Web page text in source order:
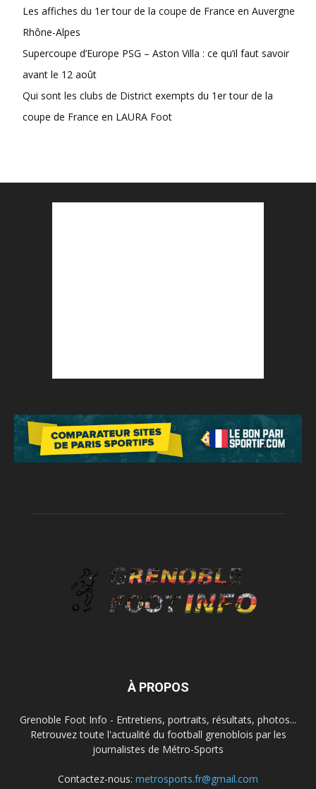
Les affiches du 1er tour de la coupe de France en Auvergne
Rhône-Alpes
Supercoupe d’Europe PSG – Aston Villa : ce qu’il faut savoir
avant le 12 août
Qui sont les clubs de District exempts du 1er tour de la
coupe de France en LAURA Foot
À PROPOS
Grenoble Foot Info - Entretiens, portraits, résultats, photos...
Retrouvez toute l'actualité du football grenoblois par les
journalistes de Métro-Sports
Contactez-nous: metrosports.fr@gmail.com